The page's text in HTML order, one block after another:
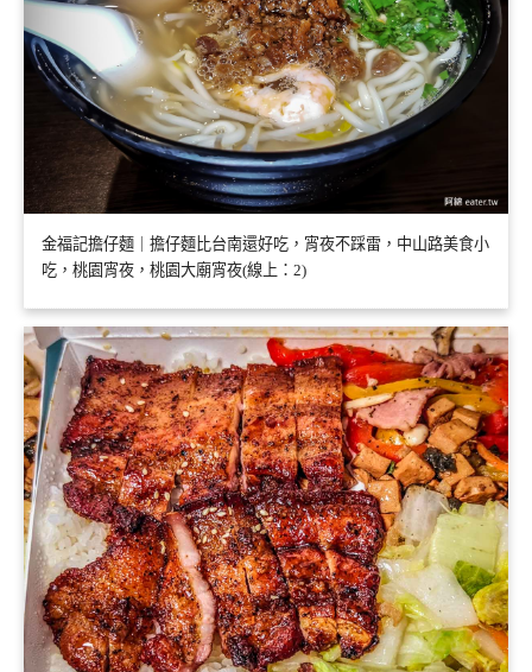
金福記擔仔麵｜擔仔麵比台南還好吃，宵夜不踩雷，中山路美食小
吃，桃園宵夜，桃園大廟宵夜(線上：2)